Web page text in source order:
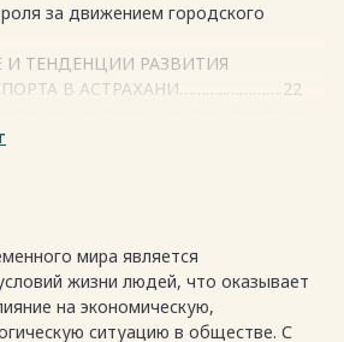
за движением городского
И ТЕНДЕНЦИИ РАЗВИТИЯ
В АСТРАХАНИ………..………….22
……………………………………………………………...
развития городского
ОРГАНИЗАЦИИ
ГОРОДСКОГО ТРАНСПОРТА С
ТЕХНОЛОГИЙ………….......40
мира является
жизни людей, что оказывает
на экономическую,
ситуацию в обществе. С